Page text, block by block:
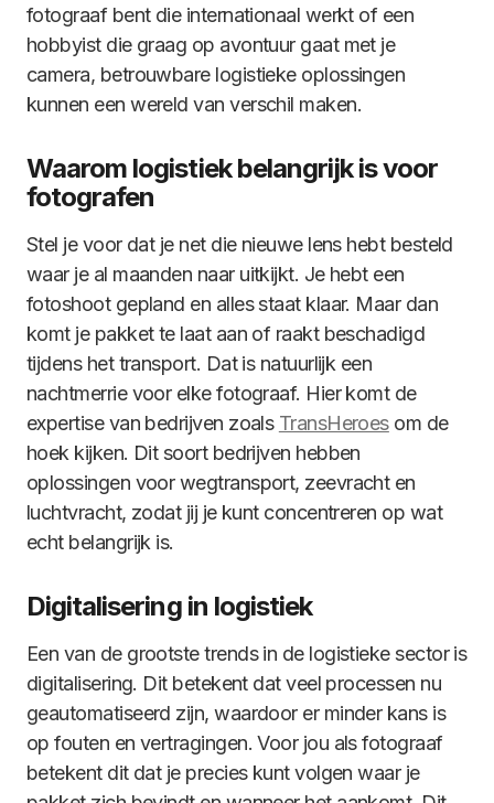
fotograaf bent die internationaal werkt of een
hobbyist die graag op avontuur gaat met je
camera, betrouwbare logistieke oplossingen
kunnen een wereld van verschil maken.
Waarom logistiek belangrijk is voor
fotografen
Stel je voor dat je net die nieuwe lens hebt besteld
waar je al maanden naar uitkijkt. Je hebt een
fotoshoot gepland en alles staat klaar. Maar dan
komt je pakket te laat aan of raakt beschadigd
tijdens het transport. Dat is natuurlijk een
nachtmerrie voor elke fotograaf. Hier komt de
expertise van bedrijven zoals TransHeroesom de
hoek kijken. Dit soort bedrijven hebben
oplossingen voor wegtransport, zeevracht en
luchtvracht, zodat jij je kunt concentreren op wat
echt belangrijk is.
Digitalisering in logistiek
Een van de grootste trends in de logistieke sector is
digitalisering. Dit betekent dat veel processen nu
geautomatiseerd zijn, waardoor er minder kans is
op fouten en vertragingen. Voor jou als fotograaf
betekent dit dat je precies kunt volgen waar je